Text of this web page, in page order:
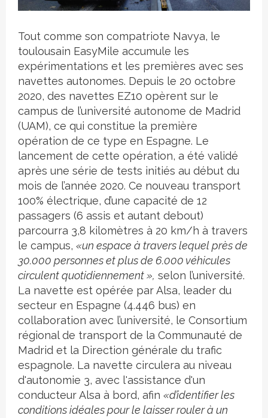
supplémentaire en réussissant le 30 octobre
la première opération de conduite autonome
sans conducteur à bord (niveau 4).
Crédit photo DR
Tout comme son compatriote Navya, le
toulousain EasyMile accumule les
expérimentations et les premières avec ses
navettes autonomes. Depuis le 20 octobre
2020, des navettes EZ10 opèrent sur le
campus de l’université autonome de Madrid
(UAM), ce qui constitue la première
opération de ce type en Espagne. Le
lancement de cette opération, a été validé
après une série de tests initiés au début du
mois de l’année 2020. Ce nouveau transport
100% électrique, d’une capacité de 12
passagers (6 assis et autant debout)
parcourra 3,8 kilomètres à 20 km/h à travers
le campus, «un espace à travers lequel près de
30.000 personnes et plus de 6.000 véhicules
circulent quotidiennement », selon l’université.
La navette est opérée par Alsa, leader du
secteur en Espagne (4.446 bus) en
collaboration avec l’université, le Consortium
régional de transport de la Communauté de
Madrid et la Direction générale du trafic
espagnole. La navette circulera au niveau
d'autonomie 3, avec l'assistance d'un
conducteur Alsa à bord, afin «d’identifier les
conditions idéales pour le laisser rouler à un